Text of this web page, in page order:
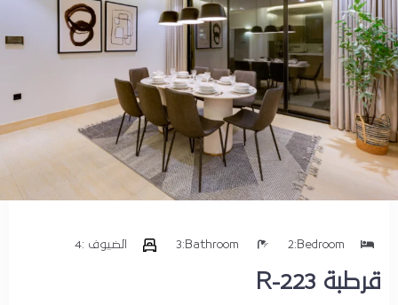
قرطبة R-223
Bedroom:
2
Bathroom:
3 الضيوف :4